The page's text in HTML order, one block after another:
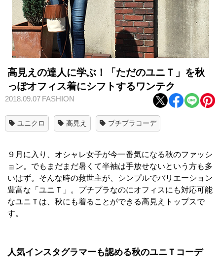
高見えの達人に学ぶ！「ただのユニＴ」を秋
っぽオフィス着にシフトするワンテク
2018.09.07 FASHION
ユニクロ 高見え プチプラコーデ
９月に入り、オシャレ女子が今一番気になる秋のファッシ
ョン。でもまだまだ暑くて半袖は手放せないという方も多
いはず。そんな時の救世主が、シンプルでバリエーション
豊富な「ユニＴ」。プチプラなのにオフィスにも対応可能
なユニＴは、秋にも着ることができる高見えトップスで
す。
人気インスタグラマーも認める秋のユニＴコーデ